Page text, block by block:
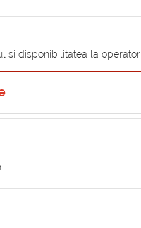
si disponibilitatea la operator